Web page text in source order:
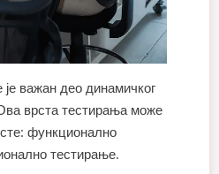
је важан део динамичког
врста тестирања може
функционално
тестирање.